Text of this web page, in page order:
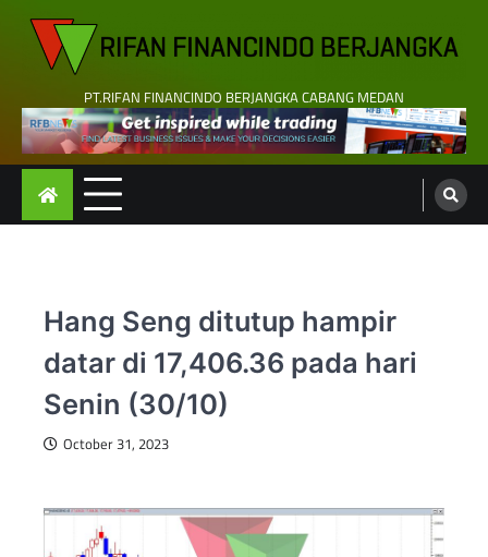
content
PT.RIFAN FINANCINDO BERJANGKA CABANG MEDAN
Hang Seng ditutup hampir
datar di 17,406.36 pada hari
Senin (30/10)
October 31, 2023